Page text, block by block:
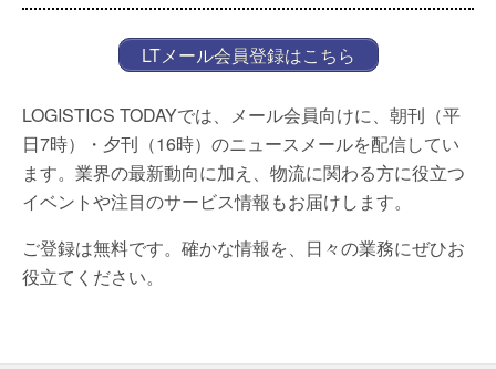
LTメール会員登録はこちら
LOGISTICS TODAYでは、メール会員向けに、朝刊（平
日7時）・夕刊（16時）のニュースメールを配信してい
ます。業界の最新動向に加え、物流に関わる方に役立つ
イベントや注目のサービス情報もお届けします。
ご登録は無料です。確かな情報を、日々の業務にぜひお
役立てください。